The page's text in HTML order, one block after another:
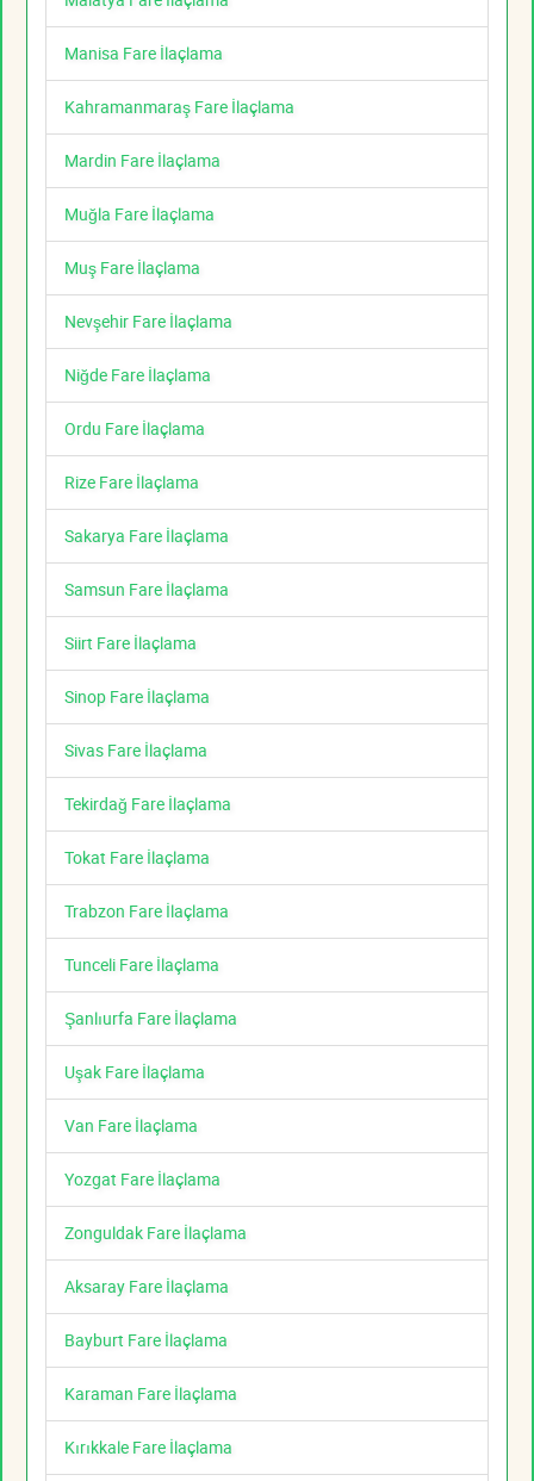
Manisa Fare İlaçlama
Kahramanmaraş Fare İlaçlama
Mardin Fare İlaçlama
Muğla Fare İlaçlama
Muş Fare İlaçlama
Nevşehir Fare İlaçlama
Niğde Fare İlaçlama
Ordu Fare İlaçlama
Rize Fare İlaçlama
Sakarya Fare İlaçlama
Samsun Fare İlaçlama
Siirt Fare İlaçlama
Sinop Fare İlaçlama
Sivas Fare İlaçlama
Tekirdağ Fare İlaçlama
Tokat Fare İlaçlama
Trabzon Fare İlaçlama
Tunceli Fare İlaçlama
Şanlıurfa Fare İlaçlama
Uşak Fare İlaçlama
Van Fare İlaçlama
Yozgat Fare İlaçlama
Zonguldak Fare İlaçlama
Aksaray Fare İlaçlama
Bayburt Fare İlaçlama
Karaman Fare İlaçlama
Kırıkkale Fare İlaçlama